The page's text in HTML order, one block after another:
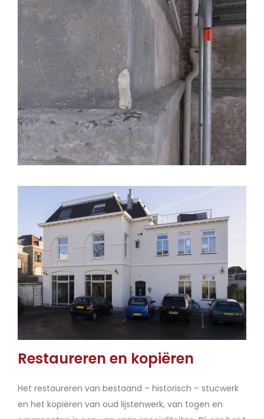
Restaureren en kopiëren
Het restaureren van bestaand – historisch – stucwerk
en het kopiëren van oud lijstenwerk, van togen en